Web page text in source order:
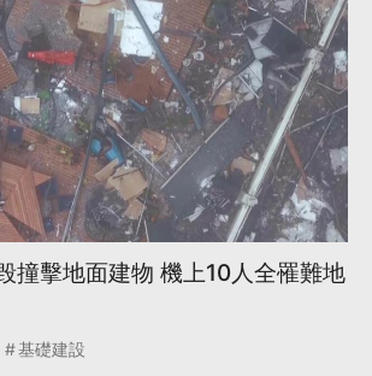
撞擊地面建物 機上10人全罹難地
基礎建設